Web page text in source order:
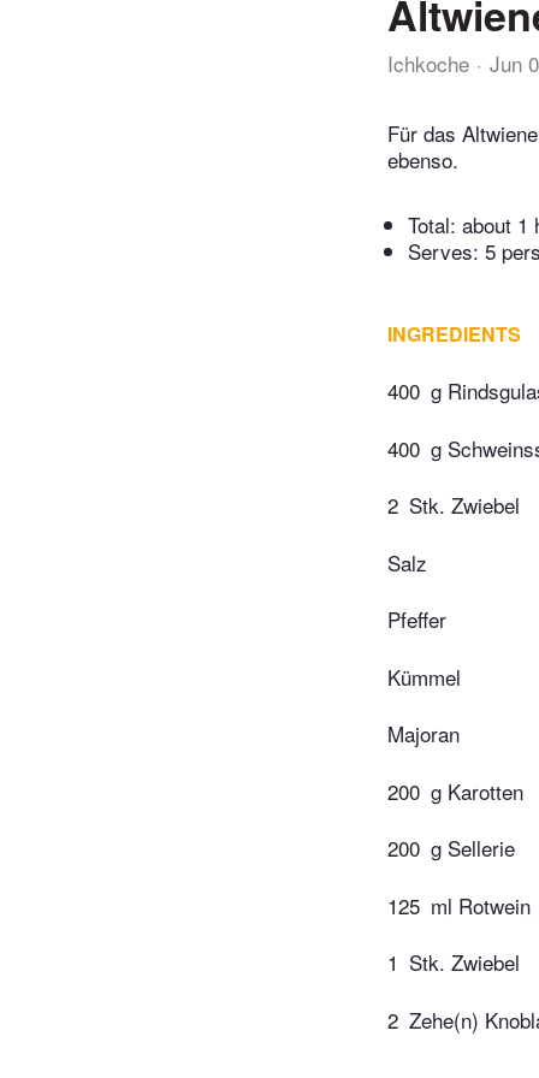
Ichkoche Jun
Für das
ebenso.
Total: about 1
Serves: 5
INGREDIENTS
400 g
400 g
2 Stk. Zwiebel
Salz
Pfeffer
Kümmel
Majoran
200 g Karotten
200 g Sellerie
125 ml Rotwein
1 Stk. Zwiebel
2 Zehe(n)